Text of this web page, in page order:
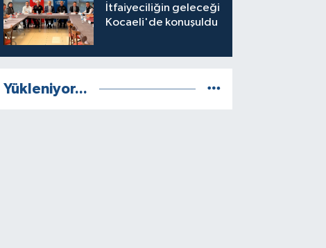
İtfaiyeciliğin geleceği
Kocaeli'de konuşuldu
Yükleniyor...